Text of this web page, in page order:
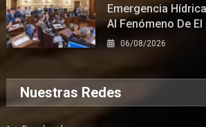
Emergencia
Al Fenómeno De El
06/08/2026
Nuestras Redes